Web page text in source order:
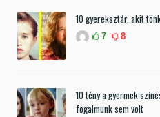
10 gyereksztár, akit
7 8
10 tény a gyermek
fogalmunk sem volt